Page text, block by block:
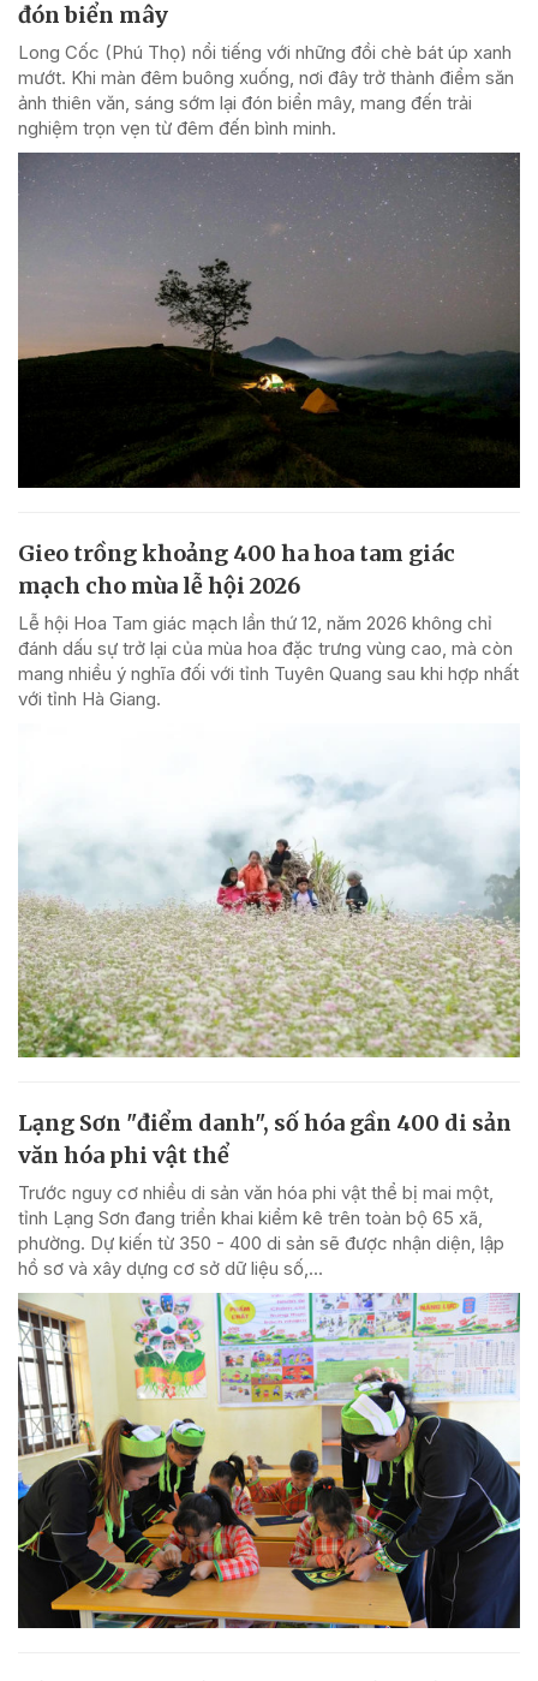
đón biển mây
Long Cốc (Phú Thọ) nổi tiếng với những đồi chè bát úp xanh
mướt. Khi màn đêm buông xuống, nơi đây trở thành điểm săn
ảnh thiên văn, sáng sớm lại đón biển mây, mang đến trải
nghiệm trọn vẹn từ đêm đến bình minh.
Gieo trồng khoảng 400 ha hoa tam giác
mạch cho mùa lễ hội 2026
Lễ hội Hoa Tam giác mạch lần thứ 12, năm 2026 không chỉ
đánh dấu sự trở lại của mùa hoa đặc trưng vùng cao, mà còn
mang nhiều ý nghĩa đối với tỉnh Tuyên Quang sau khi hợp nhất
với tỉnh Hà Giang.
Lạng Sơn "điểm danh", số hóa gần 400 di sản
văn hóa phi vật thể
Trước nguy cơ nhiều di sản văn hóa phi vật thể bị mai một,
tỉnh Lạng Sơn đang triển khai kiểm kê trên toàn bộ 65 xã,
phường. Dự kiến từ 350 - 400 di sản sẽ được nhận diện, lập
hồ sơ và xây dựng cơ sở dữ liệu số,...